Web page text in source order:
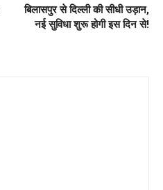
बिलासपुर से दिल्ली की सीधी उड़ान,
नई सुविधा शुरू होगी इस दिन से!